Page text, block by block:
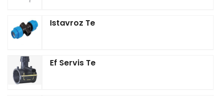
Istavroz Te
Ef Servis Te